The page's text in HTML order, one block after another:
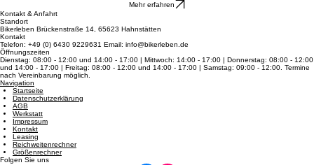
Komfortabel durch den Alltag oder auf langen Touren. Entspanntes Fahren für Stadt und
Freizeit.
Mehr erfahren
Kontakt & Anfahrt
Standort
Bikerleben Brückenstraße 14, 65623 Hahnstätten
Kontakt
Telefon: +49 (0) 6430 9229631 Email: info@bikerleben.de
Öffnungszeiten
Dienstag: 08:00 - 12:00 und 14:00 - 17:00 | Mittwoch: 14:00 - 17:00 | Donnerstag: 08:00 - 12:00
und 14:00 - 17:00 | Freitag: 08:00 - 12:00 und 14:00 - 17:00 | Samstag: 09:00 - 12:00. Termine
nach Vereinbarung möglich.
Navigation
Startseite
Datenschutzerklärung
AGB
Werkstatt
Impressum
Kontakt
Leasing